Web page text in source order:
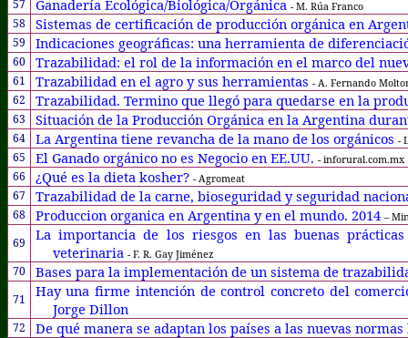
57 Ganadería Ecológica/Biológica/Orgánica - M. Rúa Franco
58 Sistemas de certificación de producción orgánica en
59 Indicaciones geográficas: una herramienta de
60 Trazabilidad: el rol de la información en el marco del
61 Trazabilidad en el agro y sus herramientas - A. Fernando
62 Trazabilidad. Termino que llegó para quedarse en la
63 Situación de la Producción Orgánica en la Argentina
64 La Argentina tiene revancha de la mano de los orgánicos -
65 El Ganado orgánico no es Negocio en EE.UU. - inforural.com.mx
66 ¿Qué es la dieta kosher? - Agromeat
67 Trazabilidad de la carne, bioseguridad y seguridad
68 Produccion organica en Argentina y en el mundo. 2014 –
69
La importancia de los riesgos en las buenas
veterinaria - F. R. Gay Jiménez
70 Bases para la implementación de un sistema de
71
Hay una firme intención de control concreto del
Jorge Dillon
72 De qué manera se adaptan los países a las nuevas